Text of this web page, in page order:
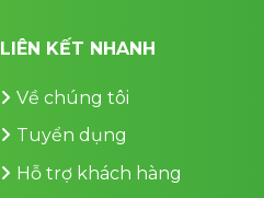
LIÊN KẾT NHANH
Về chúng tôi
Tuyển dụng
Hỗ trợ khách hàng